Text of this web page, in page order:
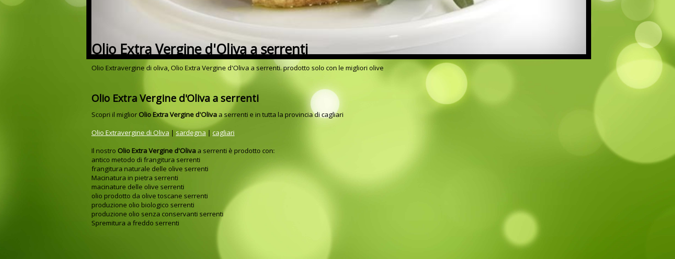
Olio Extra Vergine d'Oliva a serrenti
Olio Extravergine di oliva, Olio Extra Vergine d'Oliva a serrenti. prodotto solo con le migliori olive
Olio Extra Vergine d'Oliva a serrenti
Scopri il miglior Olio Extra Vergine d'Oliva a serrenti e in tutta la provincia di cagliari
Olio Extravergine di Oliva | sardegna | cagliari
Il nostro Olio Extra Vergine d'Oliva a serrenti è prodotto con:
antico metodo di frangitura serrenti
frangitura naturale delle olive serrenti
Macinatura in pietra serrenti
macinature delle olive serrenti
olio prodotto da olive toscane serrenti
produzione olio biologico serrenti
produzione olio senza conservanti serrenti
Spremitura a freddo serrenti